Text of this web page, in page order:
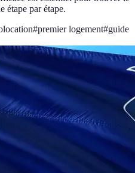
étape par étape.
#premier logement#guide